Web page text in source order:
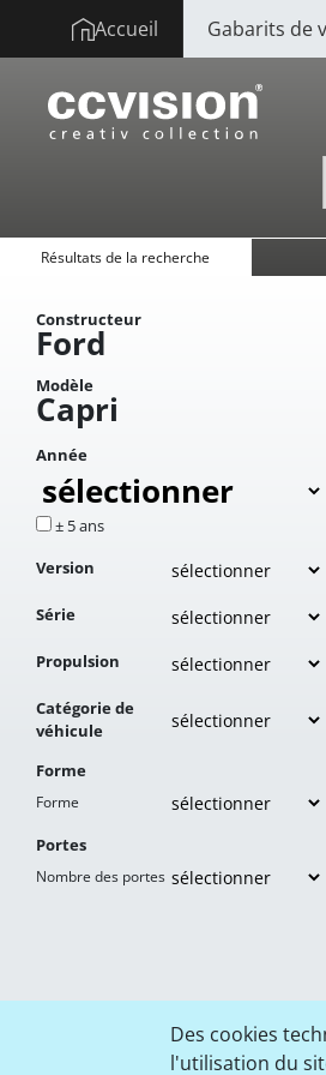
Des cookies
l'utilisation du
Accueil Gabarits de
Résultats de la recherche
Constructeur
Ford
Modèle
Capri
Année
± 5 ans
Version
Série
Propulsion
Catégorie de
véhicule
Forme
Forme
Portes
Nombre des portes